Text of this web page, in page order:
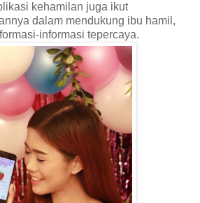
kehamilan juga ikut
dalam mendukung ibu hamil,
informasi tepercaya.